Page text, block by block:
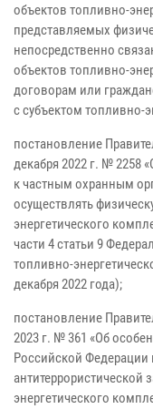
объектов топливно-
представляемых
непосредственно
объектов топливно-
договорам или
с субъектом топливно-
постановление
декабря 2022 г. № 2258
к частным охранным
осуществлять
энергетического
части 4 статьи 9
топливно-
декабря 2022 года);
постановление
2023 г. № 361 «Об
Российской Федерации
энергетического